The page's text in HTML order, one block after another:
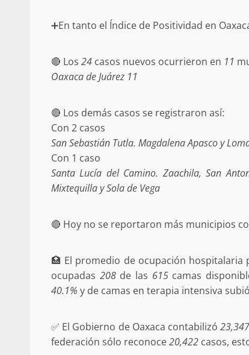
➕En tanto el Índice de Positividad en
🔴 Los 24 casos nuevos ocurrieron en 11
Oaxaca de Juárez 11
🔴 Los demás casos se registraron así:
Con 2 casos
San Sebastián Tutla. Magdalena Apasco y
Con 1 caso
Santa Lucía del Camino. Zaachila, San
Mixtequilla y Sola de Vega
🔴 Hoy no se reportaron más municipios
🏥 El promedio de ocupación hospitalaria
ocupadas 208de las 615camas
40.1% y de camas en terapia intensiva
✅ El Gobierno de Oaxaca contabilizó 23,347
federación sólo reconoce20,422 casos,
Detienen a
presuntos delitos
admin 16 julio 2026
Despliega
operativos
búsqueda de
17 septiembre 2025